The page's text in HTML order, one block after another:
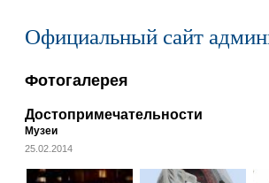
Официальный сайт
Фотогалерея
Достопримечательности
Музеи
25.02.2014